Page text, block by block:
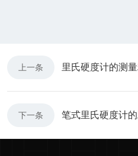
上一条 里氏硬度计的测
下一条 笔式里氏硬度计